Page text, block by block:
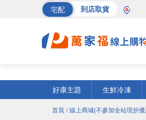
宅配 到店取貨
好康主題
生鮮冷凍
首頁 / 線上商城(不參加全站現折